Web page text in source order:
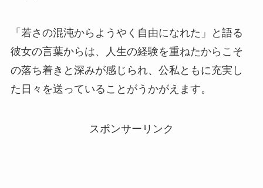
「若さの混沌からようやく自由になれた」と語る
彼女の言葉からは、人生の経験を重ねたからこそ
の落ち着きと深みが感じられ、公私ともに充実し
た日々を送っていることがうかがえます。
スポンサーリンク